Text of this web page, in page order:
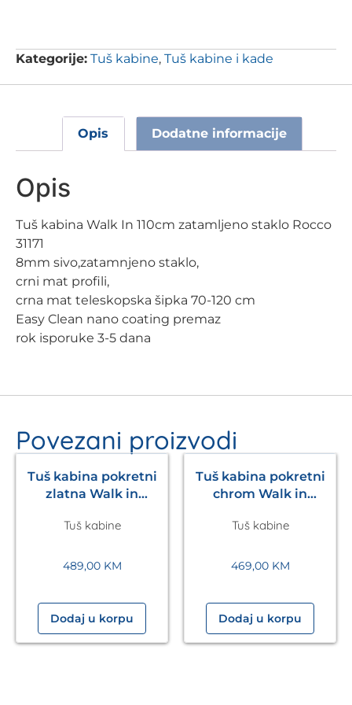
Kategorije: Tuš kabine, Tuš kabine i kade
Opis Dodatne informacije
Opis
Tuš kabina Walk In 110cm zatamljeno staklo Rocco
31171
8mm sivo,zatamnjeno staklo,
crni mat profili,
crna mat teleskopska šipka 70-120 cm
Easy Clean nano coating premaz
rok isporuke 3-5 dana
Povezani proizvodi
Tuš kabina pokretni
zlatna Walk in
Tuš kabine
489,00 KM
Dodaj u korpu
Tuš kabina pokretni
chrom Walk in
Tuš kabine
469,00 KM
Dodaj u korpu